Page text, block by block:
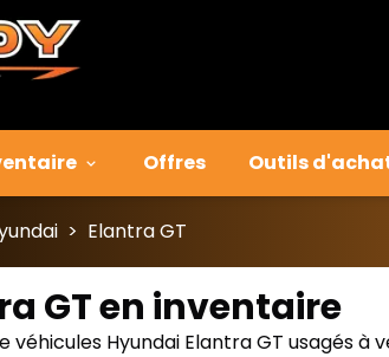
Offres Outils
> Elantra GT
GT en inventaire
Hyundai Elantra GT usagés à